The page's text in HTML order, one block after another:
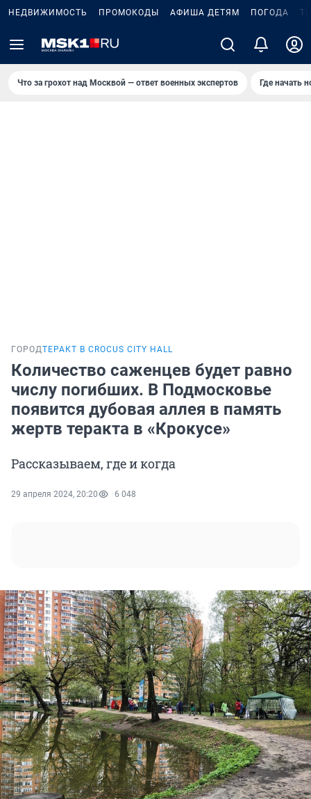
НЕДВИЖИМОСТЬ ПРОМОКОДЫ АФИША ДЕТЯМ ПОГОДА
Что за грохот над Москвой — ответ военных экспертов Где начать
ГОРОДТЕРАКТ В CROCUS CITY HALL
Количество саженцев будет равно
числу погибших. В Подмосковье
появится дубовая аллея в память
жертв теракта в «Крокусе»
Рассказываем, где и когда
29 апреля 2024, 20:20 6 048